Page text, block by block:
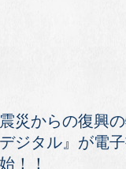
災からの復興
ジタル』が電
！！